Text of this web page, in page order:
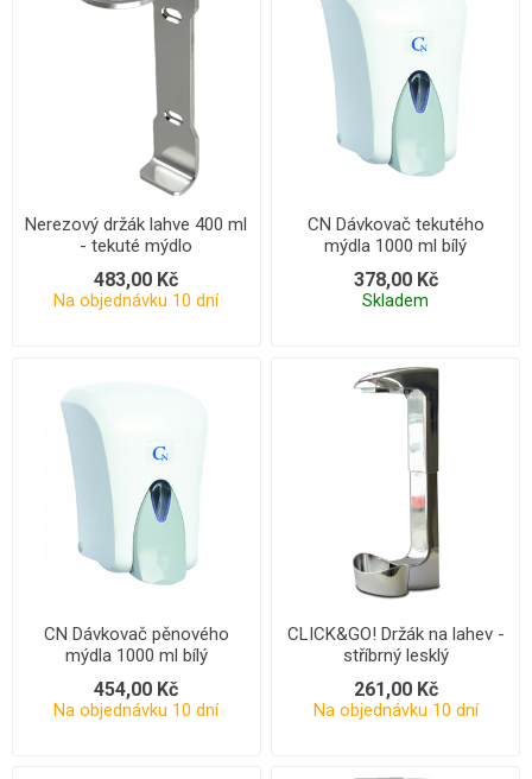
Nerezový držák lahve 400 ml
- tekuté mýdlo
483,00 Kč
Na objednávku 10 dní
CN Dávkovač tekutého
mýdla 1000 ml bílý
378,00 Kč
Skladem
CN Dávkovač pěnového
mýdla 1000 ml bílý
454,00 Kč
Na objednávku 10 dní
CLICK&GO! Držák na lahev -
stříbrný lesklý
261,00 Kč
Na objednávku 10 dní